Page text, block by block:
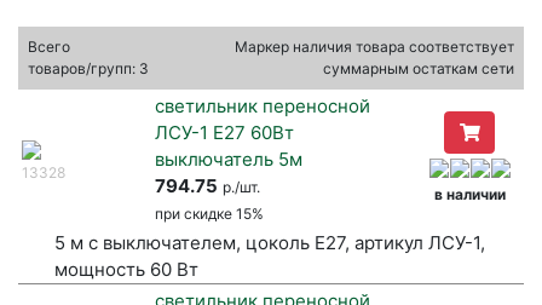
Всего
товаров/групп: 3
Маркер наличия товара соответствует
суммарным остаткам сети
13328
светильник переносной
ЛСУ-1 Е27 60Вт
выключатель 5м
794.75 р./шт.
при скидке 15%
в наличии
5 м с выключателем, цоколь Е27, артикул ЛСУ-1,
мощность 60 Вт